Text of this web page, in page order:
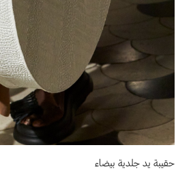
حقيبة يد جلدية بيضاء